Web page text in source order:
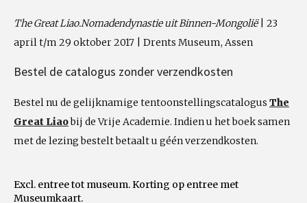
The Great Liao.Nomadendynastie uit Binnen-Mongolië| 23
april t/m 29 oktober 2017 | Drents Museum, Assen
Bestel de catalogus zonder verzendkosten
Bestel nu de gelijknamige tentoonstellingscatalogus The
Great Liaobij de Vrije Academie. Indien u het boek samen
met de lezing bestelt betaalt u géén verzendkosten.
Excl. entree tot museum. Korting op entree met
Museumkaart.